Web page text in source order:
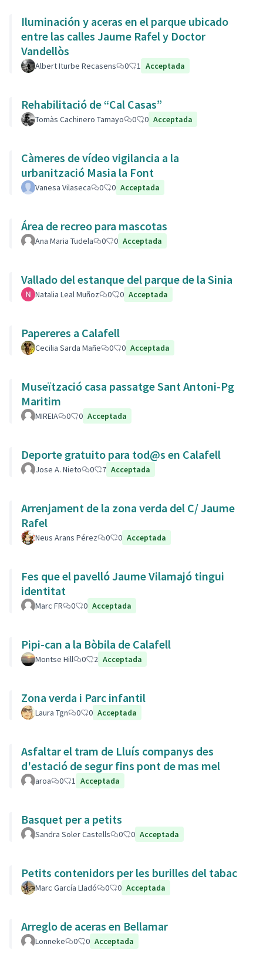
Iluminación y aceras en el parque ubicado
entre las calles Jaume Rafel y Doctor
Vandellòs
Albert Iturbe Recasens 0 1 Acceptada
Rehabilitació de “Cal Casas”
Tomàs Cachinero Tamayo 0 0 Acceptada
Càmeres de vídeo vigilancia a la
urbanització Masia la Font
Vanesa Vilaseca 0 0 Acceptada
Área de recreo para mascotas
Ana Maria Tudela 0 0 Acceptada
Vallado del estanque del parque de la Sinia
Natalia Leal Muñoz 0 0 Acceptada
Papereres a Calafell
Cecilia Sarda Mañe 0 0 Acceptada
Museïtzació casa passatge Sant Antoni-Pg
Maritim
MIREIA 0 0 Acceptada
Deporte gratuito para tod@s en Calafell
Jose A. Nieto 0 7 Acceptada
Arrenjament de la zona verda del C/ Jaume
Rafel
Neus Arans Pérez 0 0 Acceptada
Fes que el pavelló Jaume Vilamajó tingui
identitat
Marc FR 0 0 Acceptada
Pipi-can a la Bòbila de Calafell
Montse Hill 0 2 Acceptada
Zona verda i Parc infantil
Laura Tgn 0 0 Acceptada
Asfaltar el tram de Lluís companys des
d'estació de segur fins pont de mas mel
aroa 0 1 Acceptada
Basquet per a petits
Sandra Soler Castells 0 0 Acceptada
Petits contenidors per les burilles del tabac
Marc García Lladó 0 0 Acceptada
Arreglo de aceras en Bellamar
Lonneke 0 0 Acceptada